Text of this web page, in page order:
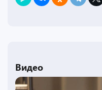
Видео